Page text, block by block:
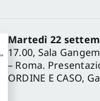
Martedì 22
17.00, Sala
– Roma.
ORDINE E CASO,